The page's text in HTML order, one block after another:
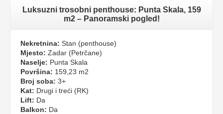
Luksuzni trosobni penthouse: Punta Skala, 159
m2 – Panoramski pogled!
Nekretnina: Stan (penthouse)
Mjesto: Zadar (Petrčane)
Naselje: Punta Skala
Površina: 159,23 m2
Broj soba: 3+
Kat: Drugi i treći (RK)
Lift: Da
Balkon: Da